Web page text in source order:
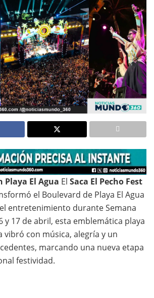
El Agua El Saca El Pecho Fest
el Boulevard de Playa El Agua
entretenimiento durante Semana
y 17 de abril, esta emblemática playa
vibró con música, alegría y un
marcando una nueva etapa
festividad.